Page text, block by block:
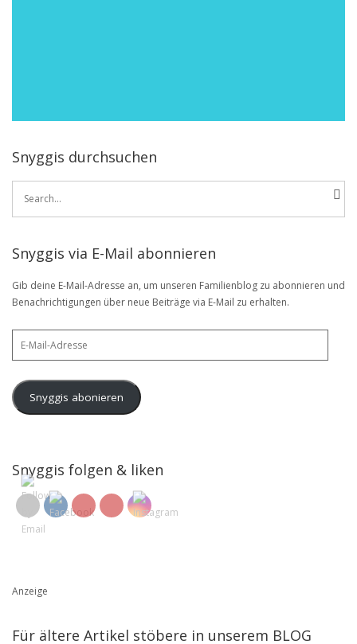
Snyggis durchsuchen
Search
Snyggis via E-Mail abonnieren
Gib deine E-Mail-Adresse an, um unseren Familienblog zu abonnieren und
Benachrichtigungen über neue Beiträge via E-Mail zu erhalten.
Snyggis abonieren
Snyggis folgen & liken
Anzeige
Für ältere Artikel stöbere in unserem BLOG